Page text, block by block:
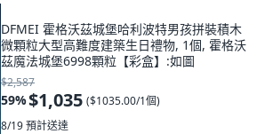
DFMEI 霍格沃茲城堡哈利波特男孩拼裝積木
微顆粒大型高難度建築生日禮物, 1個, 霍格沃
茲魔法城堡6998顆粒【彩盒】:如圖
$2,587
59%$1,035 ($1035.00/1個)
8/19預計送達